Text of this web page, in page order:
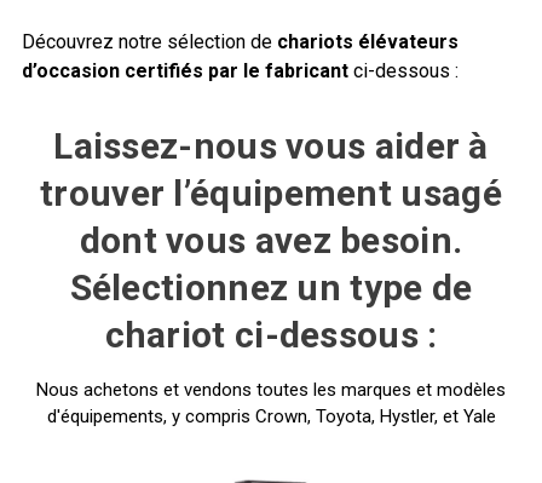
Découvrez notre sélection de chariots élévateurs
d’occasion certifiés par le fabricant ci-dessous :
Laissez-nous vous aider à
trouver l’équipement usagé
dont vous avez besoin.
Sélectionnez un type de
chariot ci-dessous :
Nous achetons et vendons toutes les marques et modèles
d'équipements, y compris Crown, Toyota, Hystler, et Yale